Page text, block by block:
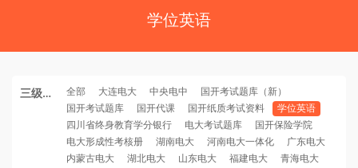
学位英语
三级分
全部 大连电大 中央电中
国开考试题库（新）
国开考试题库
国开代课 国开纸质考试资料
学位英语
四川省终身教育学分银行
电大考试题库
国开保险学院
电大形成性考核册
湖南电大 河南电大一体化
广东电大
内蒙古电大
湖北电大 山东电大 福建电大
青海电大